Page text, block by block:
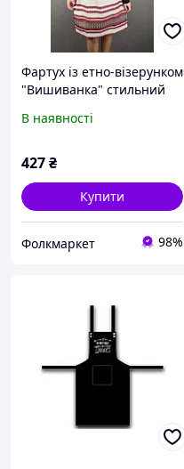
Фартух із етно-візерунком
"Вишиванка" стильний
В наявності
427₴
Купити
Фолкмаркет 98%